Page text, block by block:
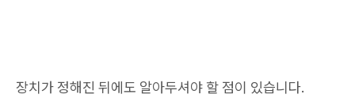
장치가 정해진 뒤에도 알아두셔야 할 점이 있습니다.